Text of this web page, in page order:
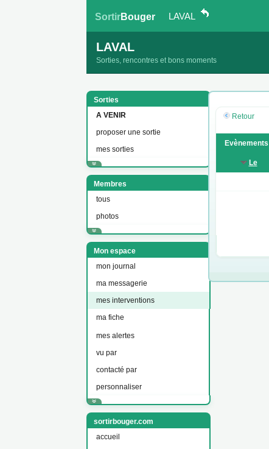
SortirBouger LAVAL
LAVAL
Sorties, rencontres et bons moments
Sorties
A VENIR
proposer une sortie
mes sorties
Membres
tous
photos
Mon espace
mon journal
ma messagerie
mes interventions
ma fiche
mes alertes
vu par
contacté par
personnaliser
sortirbouger.com
accueil
Retour
Evènements
Le